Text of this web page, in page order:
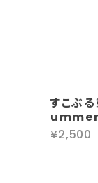
すこぶ
ummer
¥2,500